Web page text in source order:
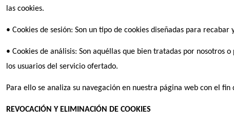
las cookies.
• Cookies de sesión: Son un tipo de cookies diseñadas para
• Cookies de análisis: Son aquéllas que bien tratadas por
los usuarios del servicio ofertado.
Para ello se analiza su navegación en nuestra página web con el
REVOCACIÓN Y ELIMINACIÓN DE COOKIES